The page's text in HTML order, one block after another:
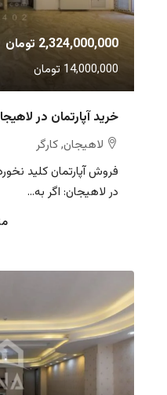
2,324,000,000 تومان
14,000,000 تومان
خرید آپارتمان در لاهیجان 166
لاهیجان, کارگر
فروش آپارتمان کلید
در لاهیجان: اگر به...